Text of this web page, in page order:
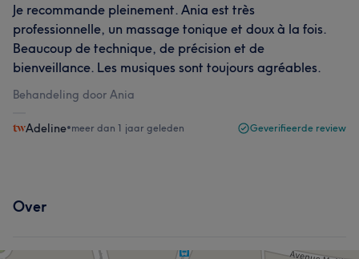
Je recommande pleinement. Ania est très
professionnelle, un massage tonique et doux à la fois.
Beaucoup de technique, de précision et de
bienveillance. Les musiques sont toujours agréables.
Behandeling door Ania
Adeline•meer dan 1 jaar geleden Geverifieerde review
Over